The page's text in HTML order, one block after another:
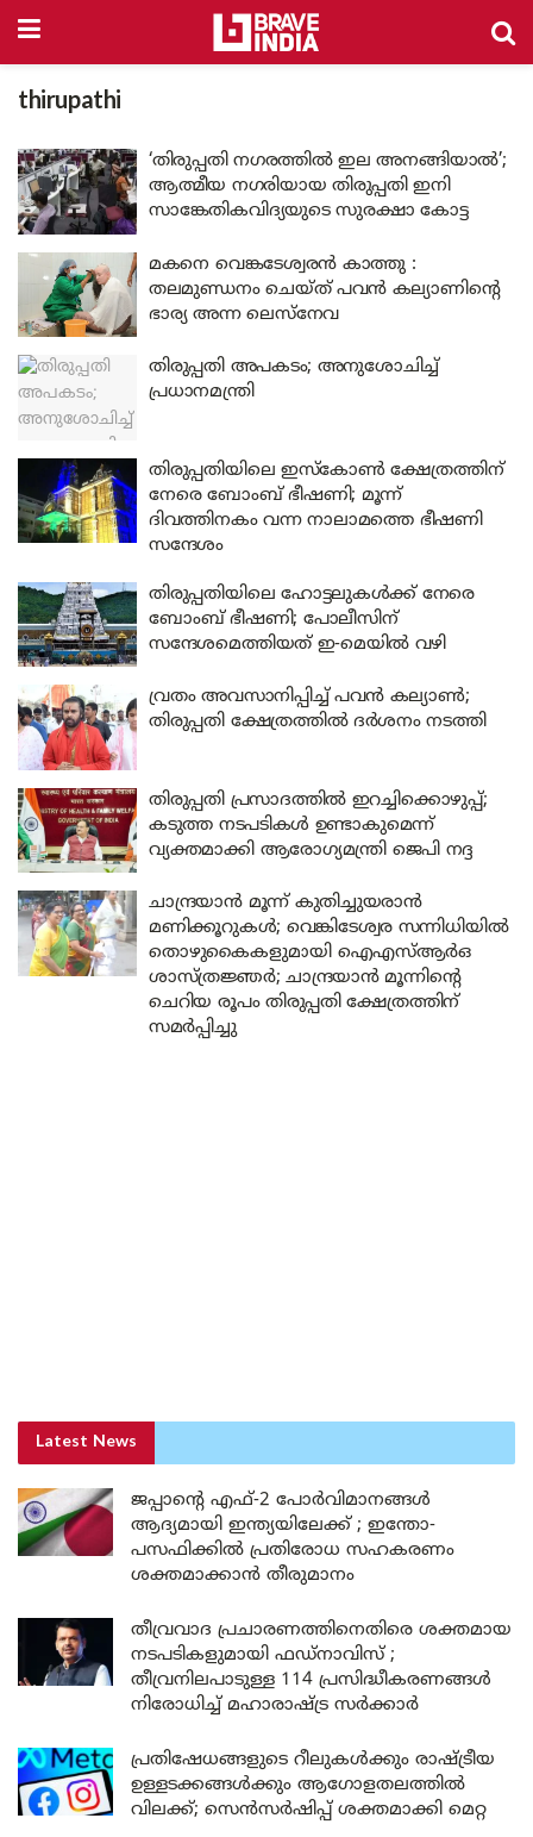
thirupathi
‘തിരുപ്പതി നഗരത്തിൽ ഇല അനങ്ങിയാൽ’;
ആത്മീയ നഗരിയായ തിരുപ്പതി ഇനി
സാങ്കേതികവിദ്യയുടെ സുരക്ഷാ കോട്ട
മകനെ വെങ്കടേശ്വരൻ കാത്തു :
തലമുണ്ഡനം ചെയ്ത് പവന്‍ കല്യാണിന്റെ
ഭാര്യ അന്ന ലെസ്നേവ
തിരുപ്പതി അപകടം; അനുശോചിച്ച്
പ്രധാനമന്ത്രി
തിരുപ്പതിയിലെ ഇസ്‌കോൺ ക്ഷേത്രത്തിന്
നേരെ ബോംബ് ഭീഷണി; മൂന്ന്
ദിവത്തിനകം വന്ന നാലാമത്തെ ഭീഷണി
സന്ദേശം
തിരുപ്പതിയിലെ ഹോട്ടലുകൾക്ക് നേരെ
ബോംബ് ഭീഷണി; പോലീസിന്
സന്ദേശമെത്തിയത് ഇ-മെയിൽ വഴി
വ്രതം അവസാനിപ്പിച്ച് പവൻ കല്യാൺ;
തിരുപ്പതി ക്ഷേത്രത്തിൽ ദർശനം നടത്തി
തിരുപ്പതി പ്രസാദത്തിൽ ഇറച്ചിക്കൊഴുപ്പ്;
കടുത്ത നടപടികൾ ഉണ്ടാകുമെന്ന്
വ്യക്തമാക്കി ആരോഗ്യമന്ത്രി ജെപി നദ്ദ
ചാന്ദ്രയാൻ മൂന്ന് കുതിച്ചുയരാൻ
മണിക്കൂറുകൾ; വെങ്കിടേശ്വര സന്നിധിയിൽ
തൊഴുകൈകളുമായി ഐഎസ്ആർഒ
ശാസ്ത്രജ്ഞർ; ചാന്ദ്രയാൻ മൂന്നിന്റെ
ചെറിയ രൂപം തിരുപ്പതി ക്ഷേത്രത്തിന്
സമർപ്പിച്ചു
Latest News
ജപ്പാന്റെ എഫ്-2 പോർവിമാനങ്ങൾ
ആദ്യമായി ഇന്ത്യയിലേക്ക് ; ഇന്തോ-
പസഫിക്കിൽ പ്രതിരോധ സഹകരണം
ശക്തമാക്കാൻ തീരുമാനം
തീവ്രവാദ പ്രചാരണത്തിനെതിരെ ശക്തമായ
നടപടികളുമായി ഫഡ്നാവിസ് ;
തീവ്രനിലപാടുള്ള 114 പ്രസിദ്ധീകരണങ്ങൾ
നിരോധിച്ച് മഹാരാഷ്ട്ര സർക്കാർ
പ്രതിഷേധങ്ങളുടെ റീലുകൾക്കും രാഷ്ട്രീയ
ഉള്ളടക്കങ്ങൾക്കും ആഗോളതലത്തിൽ
വിലക്ക്; സെൻസർഷിപ്പ് ശക്തമാക്കി മെറ്റ